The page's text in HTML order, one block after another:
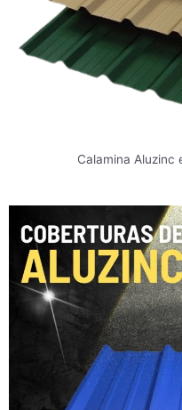
Calamina Aluzinc